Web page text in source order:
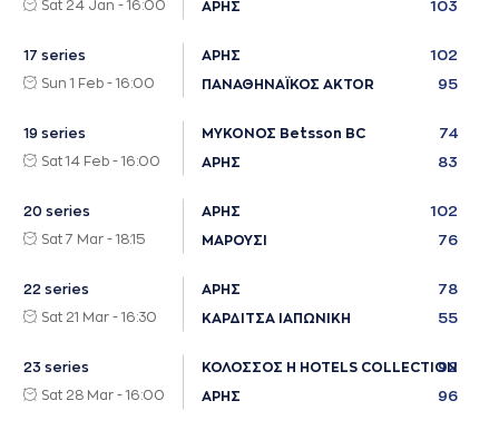
Sat 24 Jan - 16:00 ΑΡΗΣ 103
17 series
Sun 1 Feb - 16:00
ΑΡΗΣ 102
ΠΑΝΑΘΗΝΑΪΚΟΣ AKTOR 95
19 series
Sat 14 Feb - 16:00
ΜΥΚΟΝΟΣ Betsson BC 74
ΑΡΗΣ 83
20 series
Sat 7 Mar - 18:15
ΑΡΗΣ 102
ΜΑΡΟΥΣΙ 76
22 series
Sat 21 Mar - 16:30
ΑΡΗΣ 78
ΚΑΡΔΙΤΣΑ ΙΑΠΩΝΙΚΗ 55
23 series
Sat 28 Mar - 16:00
ΚΟΛΟΣΣΟΣ H HOTELS COLLECTION
92
ΑΡΗΣ 96